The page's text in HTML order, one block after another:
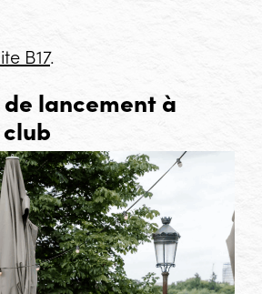
B17.
lancement à